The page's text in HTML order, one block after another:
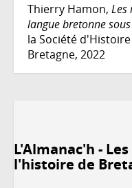
Thierry Hamon, Les
langue bretonne
la Société
Bretagne, 2022
L'Almanac'h -
l'histoire de